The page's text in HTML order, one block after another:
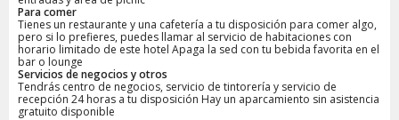
Para comer
Tienes un restaurante y una cafetería a tu disposición para comer algo,
pero si lo prefieres, puedes llamar al servicio de habitaciones con
horario limitado de este hotel Apaga la sed con tu bebida favorita en el
bar o lounge
Servicios de negocios y otros
Tendrás centro de negocios, servicio de tintorería y servicio de
recepción 24 horas a tu disposición Hay un aparcamiento sin asistencia
gratuito disponible